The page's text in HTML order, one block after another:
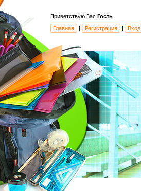
Приветствую Вас Гость
Главная
| Регистрация | Вход